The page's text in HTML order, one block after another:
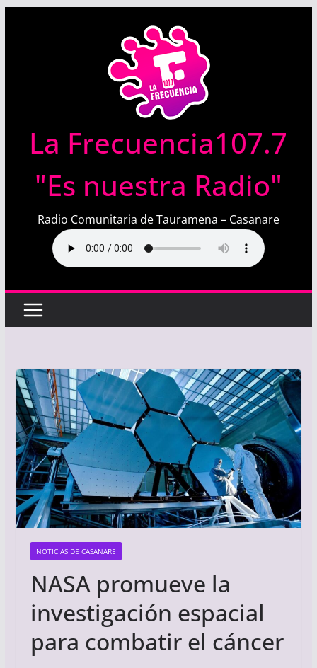
La Frecuencia107.7
"Es nuestra Radio"
Radio Comunitaria de Tauramena – Casanare
NOTICIAS DE CASANARE
NASA promueve la
investigación espacial
para combatir el cáncer